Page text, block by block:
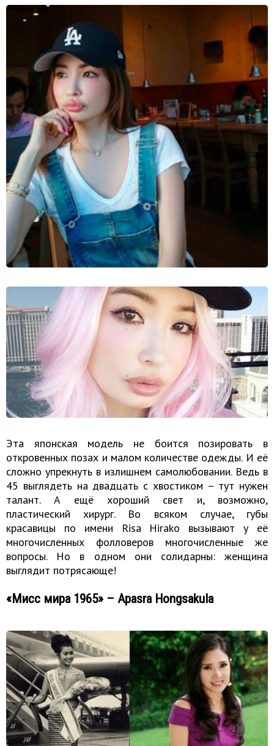
Эта японская модель не боится позировать в
откровенных позах и малом количестве одежды. И её
сложно упрекнуть в излишнем самолюбовании. Ведь в
45 выглядеть на двадцать с хвостиком – тут нужен
талант. А ещё хороший свет и, возможно,
пластический хирург. Во всяком случае, губы
красавицы по имени Risa Hirako вызывают у её
многочисленных фолловеров многочисленные же
вопросы. Но в одном они солидарны: женщина
выглядит потрясающе!
«Мисс мира 1965» – Apasra Hongsakula